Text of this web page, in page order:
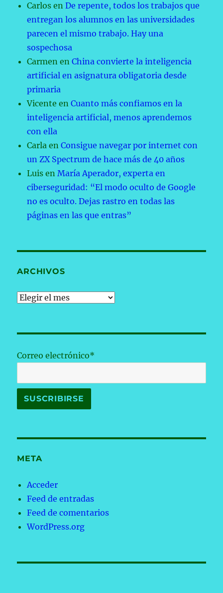
Carlos enDe repente, todos los trabajos que
entregan los alumnos en las universidades
parecen el mismo trabajo. Hay una
sospechosa
Carmen enChina convierte la inteligencia
artificial en asignatura obligatoria desde
primaria
Vicente enCuanto más confiamos en la
inteligencia artificial, menos aprendemos
con ella
Carla enConsigue navegar por internet con
un ZX Spectrum de hace más de 40 años
Luis enMaría Aperador, experta en
ciberseguridad: “El modo oculto de Google
no es oculto. Dejas rastro en todas las
páginas en las que entras”
ARCHIVOS
Archivos
Correo electrónico*
META
Acceder
Feed de entradas
Feed de comentarios
WordPress.org